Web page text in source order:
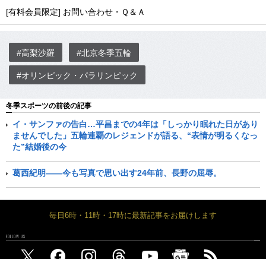
[有料会員限定] お問い合わせ・Ｑ＆Ａ
#高梨沙羅 #北京冬季五輪
#オリンピック・パラリンピック
冬季スポーツの前後の記事
イ・サンファの告白…平昌までの4年は「しっかり眠れた日があり
ませんでした」五輪連覇のレジェンドが語る、“表情が明るくなっ
た”結婚後の今
葛西紀明――今も写真で思い出す24年前、長野の屈辱。
毎日6時・11時・17時に最新記事をお届けします
FOLLOW US